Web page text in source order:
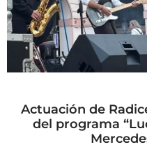
Actuación de
del programa